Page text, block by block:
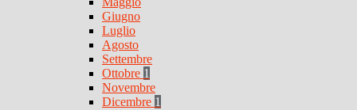
Giugno
Luglio
Agosto
Settembre
Ottobre 1
Novembre
Dicembre 1